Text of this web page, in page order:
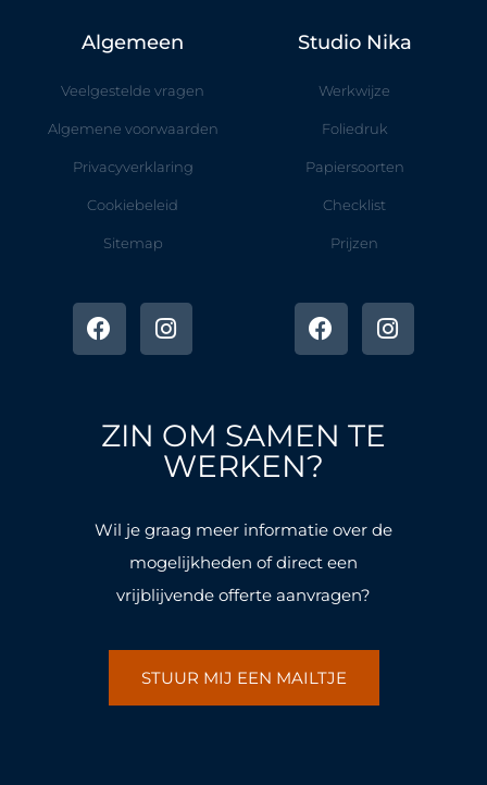
Algemeen
Veelgestelde vragen
Algemene voorwaarden
Privacyverklaring
Cookiebeleid
Sitemap
a
c
e
o
n
s
t
r
a
m
Studio Nika
Werkwijze
Foliedruk
Papiersoorten
Checklist
Prijzen
a
c
e
o
k
n
s
t
ZIN OM SAMEN TE
WERKEN?
Wil je graag meer informatie over de
mogelijkheden of direct een
vrijblijvende offerte aanvragen?
STUUR MIJ EEN MAILTJE